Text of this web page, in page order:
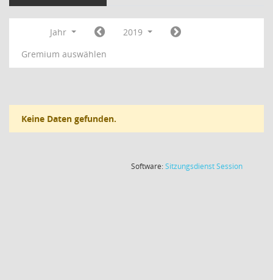
Jahr
2019
Gremium auswählen
Keine Daten gefunden.
Software:SitzungsdienstSession(Wird in